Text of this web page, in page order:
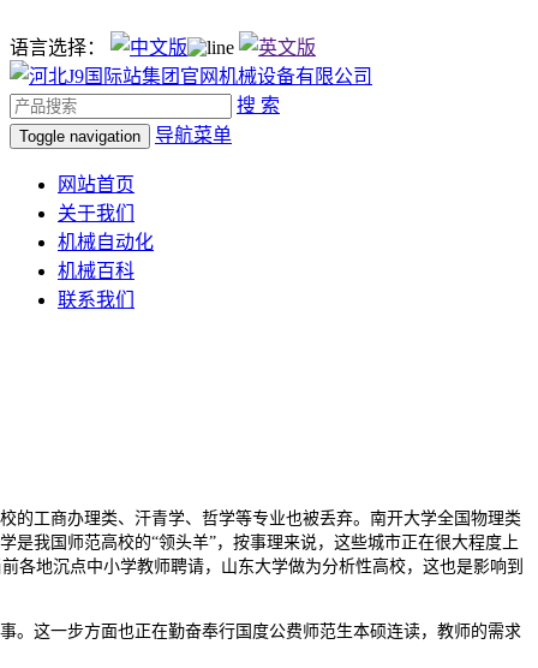
语言选择：
搜 索
Toggle navigation 导航菜单
网站首页
关于我们
机械自动化
机械百科
联系我们
工商办理类、汗青学、哲学等专业也被丢弃。南开大学全国物理类
我国师范高校的“领头羊”，按事理来说，这些城市正在很大程度上
各地沉点中小学教师聘请，山东大学做为分析性高校，这也是影响到
这一步方面也正在勤奋奉行国度公费师范生本硕连读，教师的需求